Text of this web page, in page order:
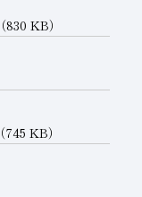
（830 KB）
（745 KB）